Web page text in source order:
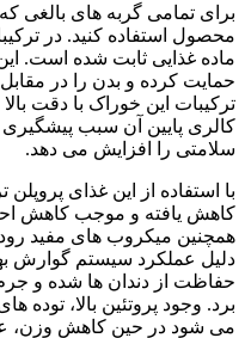
برای تمامی گربه های بالغی
محصول استفاده کنید. در
ماده غذایی ثابت شده است.
حمایت کرده و بدن را در
ترکیبات این خوراک با دقت
کالری پایین آن سبب
سلامتی را افزایش می دهد.
با استفاده از این غذای
کاهش یافته و موجب کاهش
همچنین میکروب های مفید
دلیل عملکرد سیستم گوارش
حفاظت از دندان ها شده و جرم
برد. وجود پروتئین بالا،
می شود در حین کاهش وزن،